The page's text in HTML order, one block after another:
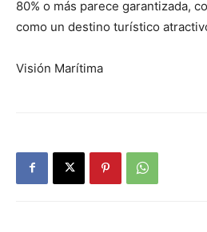
80% o más parece garantizada,
como un destino turístico
Visión Marítima